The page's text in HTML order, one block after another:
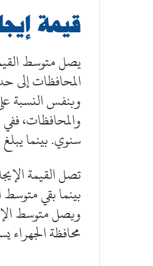
قيمة
يصل متوسط
وبنفس النسبة
سنوي. بينما يبلغ لنفس
محافظة الجهراء يسجل المتوسط 278 دينار بزيادة